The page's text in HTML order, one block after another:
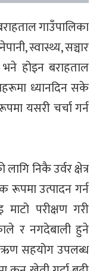
गाउँपालिका
स्वास्थ्य, सञ्चार
होइन बराहताल
ध्यानदिन सके
यसरी चर्चा गर्न
निकै उर्वर क्षेत्र
उत्पादन गर्न
परीक्षण गरी
र नगदेबाली हुने
ऋण सहयोग उपलब्ध